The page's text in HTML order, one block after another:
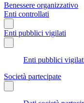
Benessere organizzativo
Enti controllati
Enti pubblici vigilati
Enti pubblici
Società partecipate